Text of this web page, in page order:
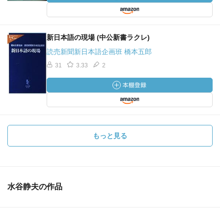
新日本語の現場 (中公新書ラクレ)
読売新聞新日本語企画班 橋本五郎
31 3.33 2
もっと見る
水谷静夫の作品